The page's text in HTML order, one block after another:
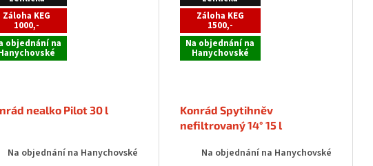
Záloha KEG
1000,-
objednání na
nealko Pilot 30 l
Na objednání na Hanychovské
Záloha KEG
1500,-
Na objednání na
Hanychovské
Konrád Spytihněv
nefiltrovaný 14° 15 l
Na objednání na Hanychovské